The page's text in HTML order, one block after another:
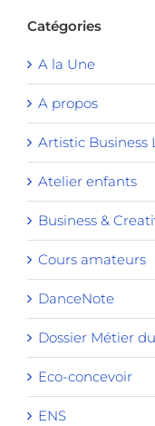
Catégories
A la Une
A propos
Artistic Business
Atelier enfants
Business &
Cours amateurs
DanceNote
Dossier Métier
Eco-concevoir
ENS